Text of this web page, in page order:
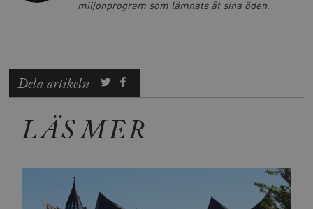
miljonprogram som lämnats åt sina öden.
Dela artikeln
LÄS MER